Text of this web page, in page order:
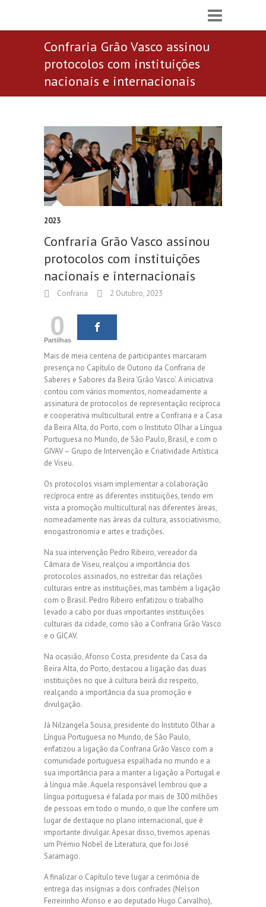
Confraria Grão Vasco assinou
protocolos com instituições
nacionais e internacionais
2023
Confraria Grão Vasco assinou
protocolos com instituições
nacionais e internacionais
Confraria 2 Outubro, 2023
0
Partilhas
Mais de meia centena de participantes marcaram
presença no Capítulo de Outono da Confraria de
Saberes e Sabores da Beira ‘Grão Vasco’. A iniciativa
contou com vários momentos, nomeadamente a
assinatura de protocolos de representação recíproca
e cooperativa multicultural entre a Confraria e a Casa
da Beira Alta, do Porto, com o Instituto Olhar a Língua
Portuguesa no Mundo, de São Paulo, Brasil, e com o
GIVAV – Grupo de Intervenção e Criatividade Artística
de Viseu.
Os protocolos visam implementar a colaboração
recíproca entre as diferentes instituições, tendo em
vista a promoção multicultural nas diferentes áreas,
nomeadamente nas áreas da cultura, associativismo,
enogastronomia e artes e tradições.
Na sua intervenção Pedro Ribeiro, vereador da
Câmara de Viseu, realçou a importância dos
protocolos assinados, no estreitar das relações
culturais entre as instituições, mas também a ligação
com o Brasil. Pedro Ribeiro enfatizou o trabalho
levado a cabo por duas importantes instituições
culturais da cidade, como são a Confraria Grão Vasco
e o GICAV.
Na ocasião, Afonso Costa, presidente da Casa da
Beira Alta, do Porto, destacou a ligação das duas
instituições no que à cultura beirã diz respeito,
realçando a importância da sua promoção e
divulgação.
Já Nilzangela Sousa, presidente do Instituto Olhar a
Língua Portuguesa no Mundo, de São Paulo,
enfatizou a ligação da Confraria Grão Vasco com a
comunidade portuguesa espalhada no mundo e a
sua importância para a manter a ligação a Portugal e
à língua mãe. Aquela responsável lembrou que a
língua portuguesa é falada por mais de 300 milhões
de pessoas em todo o mundo, o que lhe confere um
lugar de destaque no plano internacional, que é
importante divulgar. Apesar disso, tivemos apenas
um Prémio Nobel de Literatura, que foi José
Saramago.
A finalizar o Capítulo teve lugar a cerimónia de
entrega das insígnias a dois confrades (Nelson
Ferreirinho Afonso e ao deputado Hugo Carvalho),